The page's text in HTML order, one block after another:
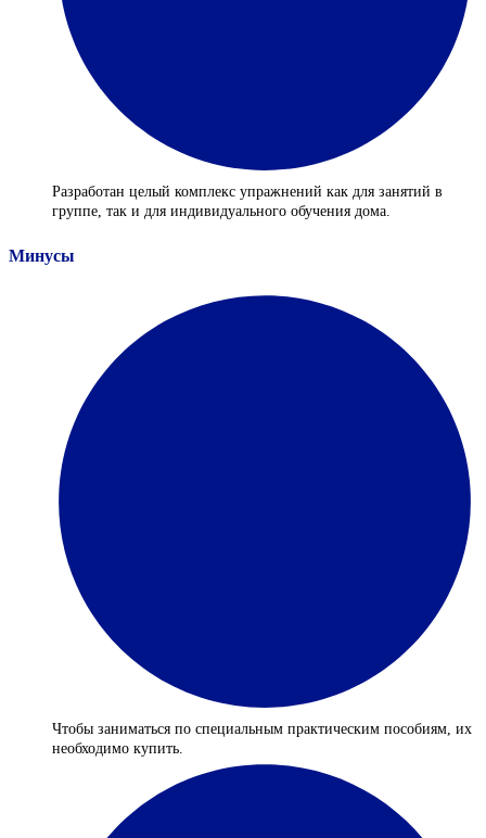
Разработан целый комплекс упражнений как для занятий в
группе, так и для индивидуального обучения дома.
Минусы
Чтобы заниматься по специальным практическим пособиям, их
необходимо купить.